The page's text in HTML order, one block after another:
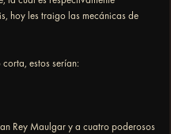
hoy les traigo las mecánicas de
estos serían:
Rey Maulgar y a cuatro poderosos